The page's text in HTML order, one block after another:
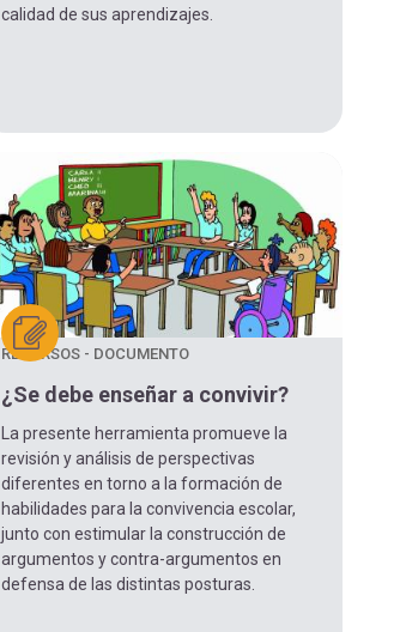
calidad de sus aprendizajes.
RECURSOS - DOCUMENTO
¿Se debe enseñar a convivir?
La presente herramienta promueve la
revisión y análisis de perspectivas
diferentes en torno a la formación de
habilidades para la convivencia escolar,
junto con estimular la construcción de
argumentos y contra-argumentos en
defensa de las distintas posturas.